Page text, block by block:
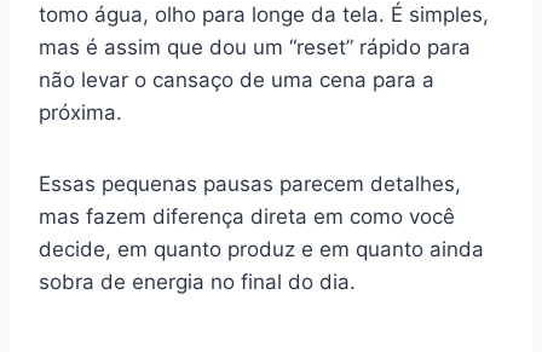
tomo água, olho para longe da tela. É simples,
mas é assim que dou um “reset” rápido para
não levar o cansaço de uma cena para a
próxima.
Essas pequenas pausas parecem detalhes,
mas fazem diferença direta em como você
decide, em quanto produz e em quanto ainda
sobra de energia no final do dia.